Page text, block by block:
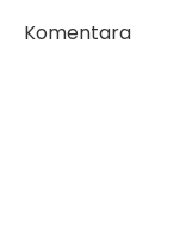
Komentara